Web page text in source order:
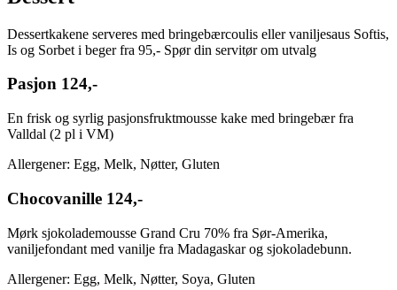
Dessertkakene serveres med bringebærcoulis eller vaniljesaus Softis,
Is og Sorbet i beger fra 95,- Spør din servitør om utvalg
Pasjon 124,-
En frisk og syrlig pasjonsfruktmousse kake med bringebær fra
Valldal (2 pl i VM)
Allergener: Egg, Melk, Nøtter, Gluten
Chocovanille 124,-
Mørk sjokolademousse Grand Cru 70% fra Sør-Amerika,
vaniljefondant med vanilje fra Madagaskar og sjokoladebunn.
Allergener: Egg, Melk, Nøtter, Soya, Gluten